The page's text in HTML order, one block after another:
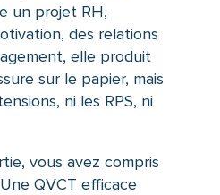
un projet RH,
des relations
elle produit
sur le papier, mais
ni les RPS, ni
vous avez compris
QVCT efficace